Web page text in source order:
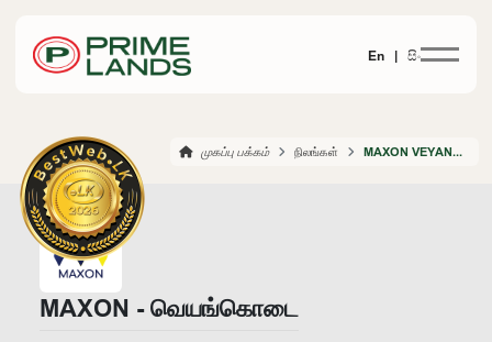
En | සිං
முகப்பு பக்கம் நிலங்கள் MAXON VEYANGODA
MAXON - வெயங்கொடை